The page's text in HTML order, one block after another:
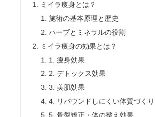
ミイラ痩身とは？
施術の基本原理と歴史
ハーブとミネラルの役割
ミイラ痩身の効果とは？
1. 痩身効果
2. デトックス効果
3. 美肌効果
4. リバウンドしにくい体質づくり
5. 骨盤矯正・体の整え効果